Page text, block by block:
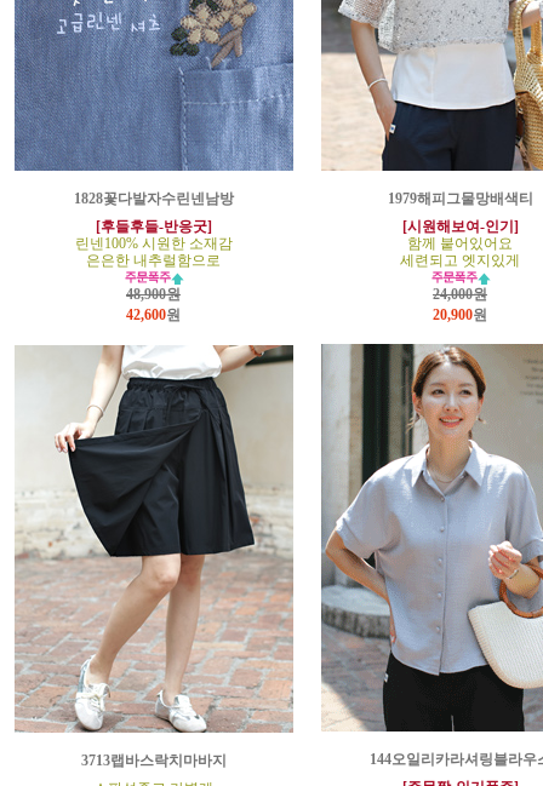
1828꽃다발자수린넨남방
[후들후들-반응굿]
린넨100% 시원한 소재감
은은한 내추럴함으로
48,900원
42,600원
1979해피그물망배색티
[시원해보여-인기]
함께 붙어있어요
세련되고 엣지있게
24,000원
20,900원
3713랩바스락치마바지
144오일리카라셔링블라우